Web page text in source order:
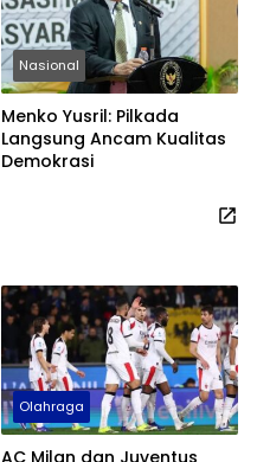
Nasional
Menko Yusril: Pilkada
Langsung Ancam Kualitas
Demokrasi
Olahraga
AC Milan dan Juventus